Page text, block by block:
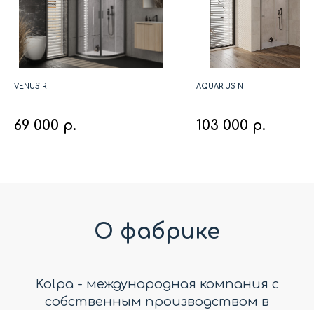
VENUS R
69 000 р.
AQUARIUS N
103 000 р.
О фабрике
Kolpa - международная компания с
собственным производством в